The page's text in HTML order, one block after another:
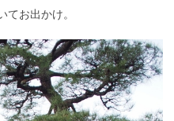
てお出かけ。